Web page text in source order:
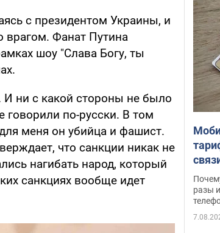
с президентом Украины, и
врагом. Фанат Путина
шоу "Слава Богу, ты
ни с какой стороны не было
говорили по-русски. В том
меня он убийца и фашист.
что санкции никак не
нагибать народ, который
санкциях вообще идет
разы